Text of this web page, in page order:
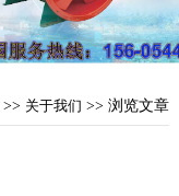
>> 关于我们 >> 浏览文章